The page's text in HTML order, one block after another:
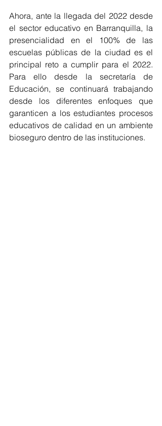
Ahora, ante la llegada del 2022 desde
el sector educativo en Barranquilla, la
presencialidad en el 100% de las
escuelas públicas de la ciudad es el
principal reto a cumplir para el 2022.
Para ello desde la secretaría de
Educación, se continuará trabajando
desde los diferentes enfoques que
garanticen a los estudiantes procesos
educativos de calidad en un ambiente
bioseguro dentro de las instituciones.